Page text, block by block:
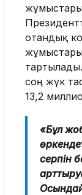
жұмыстары
отандық
соң жүк
13,2
«Бұл
серпін